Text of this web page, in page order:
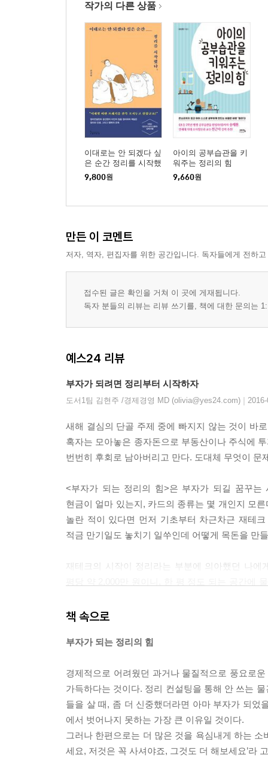
아이 공부 습관은 정리 습관부터 시작된다
수납도구도 제대로 활용해야 한다
4.시간을 투자하여 수익을 올리는 일 정리법
부자들은 절대 시간 낭비를 하지 않는다
쓸데없는 일을 비워라
시간가계부 작성의 마법
소중한 일들로 하루를 채우는 기쁨
정리하지 않은 정보는 제값을 못한다
3부. 부자처럼 우아한 삶을 유지하려면
타이머의 힘
정리의 골든타임을 사수하라
몰입의 장소를 만들어라
2. 정리된 삶의 시작
정리하지 않는 가족에게
정리 요요현상의 비밀
에필로그
부록 | 집 안 정리 프로젝트
작가의 다른 상품
이대로는 안 되겠다 싶
은 순간 정리를 시작했
다
9,800원
아이의 공부습관을 키
워주는 정리의 힘
9,660원
만든 이 코멘트
저자, 역자, 편집자를 위한 공간입니다. 독자들에게 전하
접수된 글은 확인을 거쳐 이 곳에 게재됩니다.
독자 분들의 리뷰는 리뷰 쓰기를, 책에 대한 문의는
예스24 리뷰
부자가 되려면 정리부터 시작하자
도서1팀 김현주 /경제경영 MD (olivia@yes24.com) |
새해 결심의 단골 주제 중에 빠지지 않는 것이 바
혹자는 모아놓은 종자돈으로 부동산이나 주식에
번번히 후회로 남아버리고 만다. 도대체 무엇이
<부자가 되는 정리의 힘>은 부자가 되길 꿈꾸
현금이 얼마 있는지, 카드의 종류는 몇 개인지 모
놀란 적이 있다면 먼저 기초부터 차근차근 재테
적금 만기일도 놓치기 일쑤인데 어떻게 목돈을 만
재테크의 시작이 정리라는 부분에 의아했던 나
모은다. 그런데 이렇게 힘들게 마련한 공간의 가
필요한 물건들만 남으니 공간이 넓어지고, 넓은
나가면 새어나가는 돈도 막고, 합리적인 소비습관
들었다면 한 해에 모을 수 있는 목돈이 얼마며, 그
부자가 되고 싶지만 그렇다고 부동산이나 주식
있다라는 정보보다, 있는 돈 아껴 쓰고 아낀 돈
책 속으로
부자가 되는 정리의 힘
경제적으로 어려웠던 과거나 물질적으로 풍요로
가득하다는 것이다. 정리 컨설팅을 통해 안 쓰는
들을 살 때, 좀 더 신중했더라면 아마 부자가 되었
에서 벗어나지 못하는 가장 큰 이유일 것이다.
그러나 한편으로는 더 많은 것을 욕심내게 하는
세요, 저것은 꼭 사셔야죠, 그것도 더 해보세요’라